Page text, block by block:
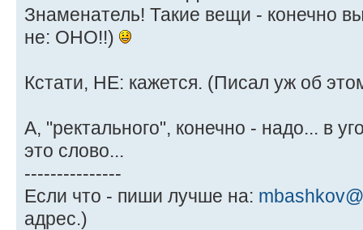
Знаменатель! Такие вещи - конечно
не: ОНО!!)
Кстати, НЕ: кажется. (Писал уж об
А, "ректального", конечно - надо... в
это слово...
---------------
Если что - пиши лучше на:
адрес.)